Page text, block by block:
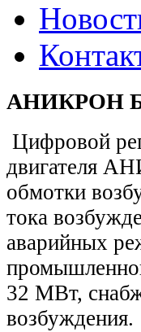
АНИКРОН
Цифровой
двигателя
обмотки
тока
аварийных
32 МВт,
возбуждения.